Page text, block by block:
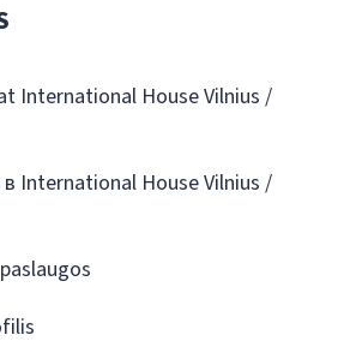
International House Vilnius /
International House Vilnius /